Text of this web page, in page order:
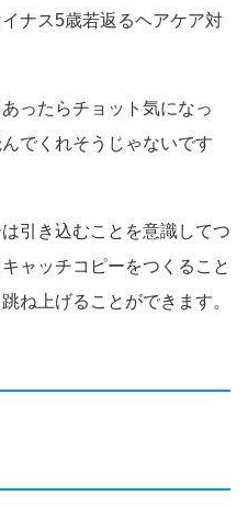
ナス5歳若返るヘアケア対
ったらチョット気になっ
でくれそうじゃないです
引き込むことを意識してつ
ャッチコピーをつくること
ね上げることができます。